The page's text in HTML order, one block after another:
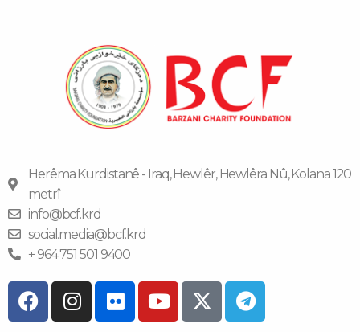
Herêma Kurdistanê - Iraq, Hewlêr, Hewlêra Nû, Kolana 120
metrî
info@bcf.krd
social.media@bcf.krd
+ 964 751 501 9400
F
a
I
n
F
l
Y
o
T
e